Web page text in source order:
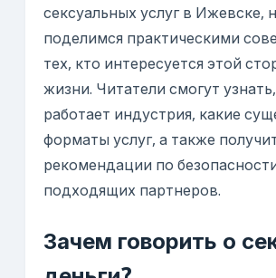
сексуальных услуг в Ижевске,
поделимся практическими
тех, кто интересуется этой
жизни. Читатели смогут
работает индустрия, какие
форматы услуг, а также
рекомендации по
подходящих партнеров.
Зачем говорить о